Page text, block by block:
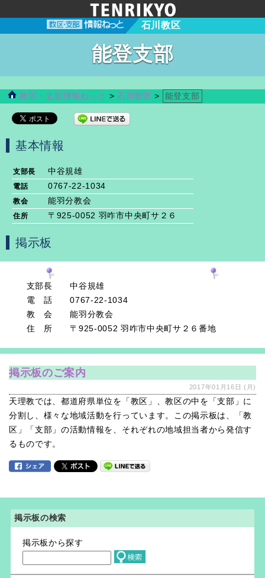
石川教区
能登支部
教区・支部情報ねっと > 石川教区 > 能登支部
基本情報
支部長 中谷規雄
電話 0767-22-1034
教会 能羽分教会
住所 〒925-0052 羽咋市中央町サ２６
掲示板
支部長 中谷規雄
電 話 0767-22-1034
教 会 能羽分教会
住 所 〒925-0052 羽咋市中央町サ２６番地
掲示板のご案内
2017年01月16日 (月)
天理教では、都道府県単位を「教区」、教区の中を「支部」に
分割し、様々な地域活動を行っています。この掲示板は、「教
区」「支部」の活動情報を、それぞれの地域担当者から発信す
るものです。
掲示板の検索
掲示板から探す